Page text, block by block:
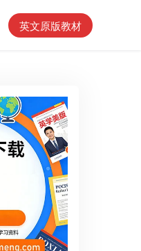
英文原版教材